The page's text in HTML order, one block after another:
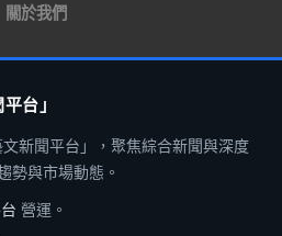
關於我們
台」
新聞平台」，聚焦綜合新聞與深度
勢與市場動態。
營運。